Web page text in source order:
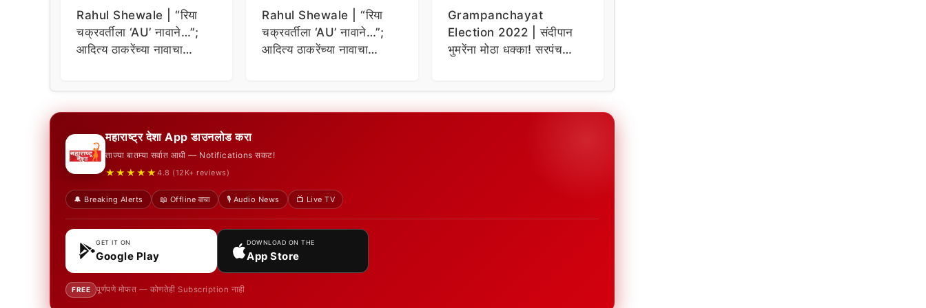
Rahul Shewale | “रिया
चक्रवर्तीला ‘AU’ नावाने…”;
आदित्य ठाकरेंच्या नावाचा
Rahul Shewale | “रिया
चक्रवर्तीला ‘AU’ नावाने…”;
आदित्य ठाकरेंच्या नावाचा
Grampanchayat
Election 2022 | संदीपान
भुमरेंना मोठा धक्का! सरपंच
महाराष्ट्र देशा App डाउनलोड करा
ताज्या बातम्या सर्वात आधी — Notifications सकट!
★★★★★ 4.8 (12K+ reviews)
🔔 Breaking Alerts 📖 Offline वाचा 🎙️ Audio News 📺 Live TV
GET IT ON
Google Play
DOWNLOAD ON THE
App Store
FREE पूर्णपणे मोफत — कोणतेही Subscription नाही